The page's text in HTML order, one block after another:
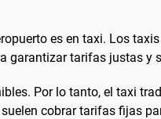
es en taxi. Los
garantizar tarifas justas y
Por lo tanto, el taxi
cobrar tarifas fijas